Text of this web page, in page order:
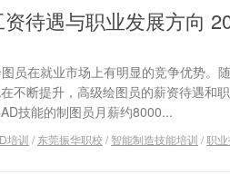
待遇与职业发展方向
员在就业市场上有明显的竞争优势。
不断提升，高级绘图员的薪资待遇和
技能的制图员月薪约8000...
培训 / 东莞振华职校 / 智能制造技能培训 /职